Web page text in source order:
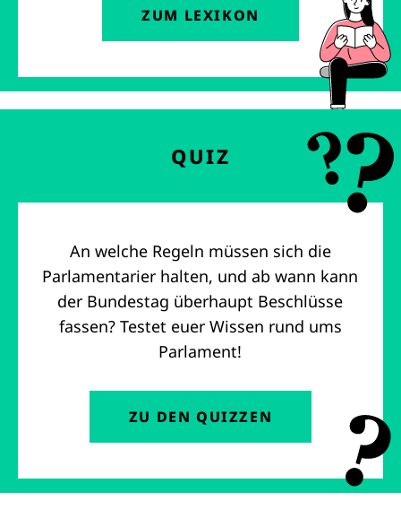
ZUM LEXIKON
QUIZ
An welche Regeln müssen sich die
Parlamentarier halten, und ab wann kann
der Bundestag überhaupt Beschlüsse
fassen? Testet euer Wissen rund ums
Parlament!
ZU DEN QUIZZEN